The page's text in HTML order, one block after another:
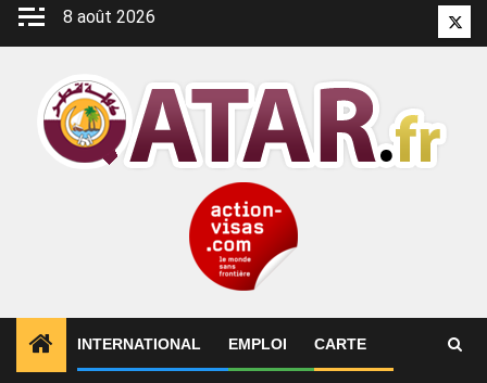
Aller
8 août 2026
INTERNATIONAL EMPLOI CARTE